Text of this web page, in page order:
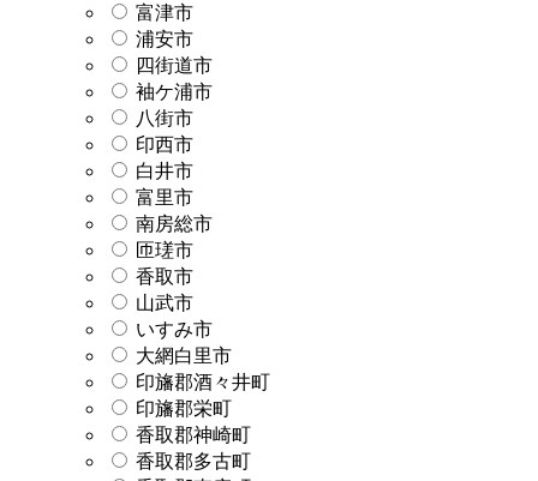
富津市
浦安市
四街道市
袖ケ浦市
八街市
印西市
白井市
富里市
南房総市
匝瑳市
香取市
山武市
いすみ市
大網白里市
印旛郡酒々井町
印旛郡栄町
香取郡神崎町
香取郡多古町